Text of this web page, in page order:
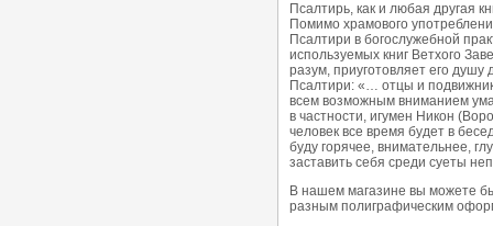
Псалтирь, как и любая другая
Помимо храмового
Псалтири в богослужебной
используемых книг Ветхого
разум, приуготовляет его
Псалтири: «… отцы и
всем возможным вниманием
в частности, игумен Никон
человек все время будет в
буду горячее, внимательнее,
заставить себя среди суеты
В нашем магазине вы можете
разным полиграфическим